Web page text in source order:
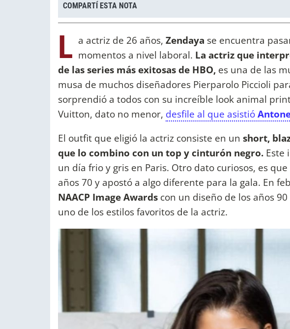
COMPARTÍ ESTA NOTA
L a actriz de 26 años, Zendaya se encuentra
momentos a nivel laboral. La actriz que
de las series más exitosas de HBO, es una de las
musa de muchos diseñadores Pierparolo Piccioli
sorprendió a todos con su increíble look animal
Vuitton, dato no menor, desfile al que asistió
El outfit que eligió la actriz consiste en un short,
que lo combino con un top y cinturón negro. Este
un día frio y gris en Paris. Otro dato curiosos, es
años 70 y apostó a algo diferente para la gala. En
NAACP Image Awards con un diseño de los años
uno de los estilos favoritos de la actriz.